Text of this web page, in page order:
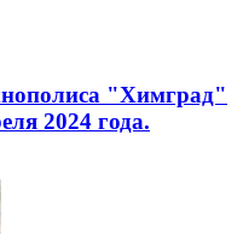
"Химград"
2024 года.